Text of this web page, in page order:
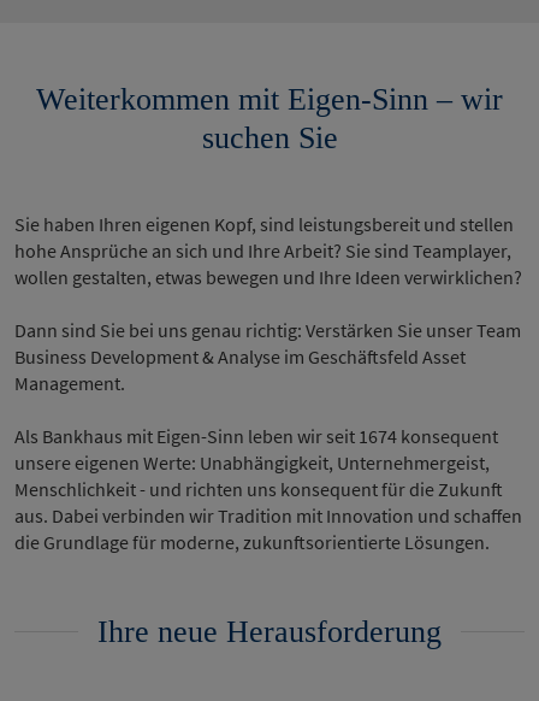
Weiterkommen mit Eigen-Sinn – wir
suchen Sie
Sie haben Ihren eigenen Kopf, sind leistungsbereit und stellen
hohe Ansprüche an sich und Ihre Arbeit? Sie sind Teamplayer,
wollen gestalten, etwas bewegen und Ihre Ideen verwirklichen?
Dann sind Sie bei uns genau richtig: Verstärken Sie unser Team
Business Development & Analyse im Geschäftsfeld Asset
Management.
Als Bankhaus mit Eigen-Sinn leben wir seit 1674 konsequent
unsere eigenen Werte: Unabhängigkeit, Unternehmergeist,
Menschlichkeit - und richten uns konsequent für die Zukunft
aus. Dabei verbinden wir Tradition mit Innovation und schaffen
die Grundlage für moderne, zukunftsorientierte Lösungen.
Ihre neue Herausforderung